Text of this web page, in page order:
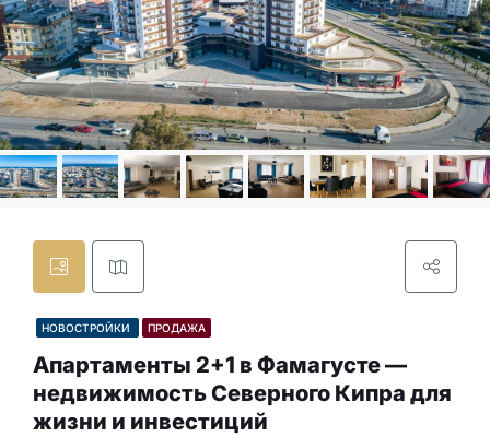
НОВОСТРОЙКИ ПРОДАЖА
Апартаменты 2+1 в Фамагусте —
недвижимость Северного Кипра для
жизни и инвестиций